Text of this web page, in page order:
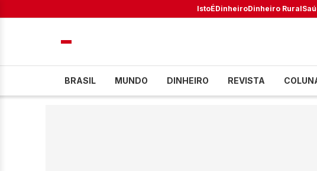
IstoÉDinheiroDinheiro Rural
BRASIL MUNDO DINHEIRO REVISTA